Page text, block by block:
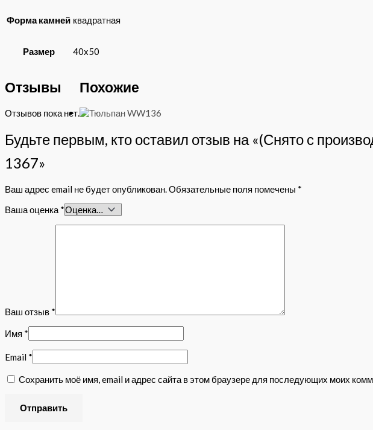
Форма камней квадратная
Размер 40х50
Отзывы
Отзывов пока нет.
Будьте первым, кто оставил отзыв на «(Снято с
1367»
Ваш адрес email не будет опубликован. Обязательные поля помечены *
Ваша оценка *
Ваш отзыв *
Имя *
Email *
Сохранить моё имя, email и адрес сайта в этом браузере для последующих моих
Похожие